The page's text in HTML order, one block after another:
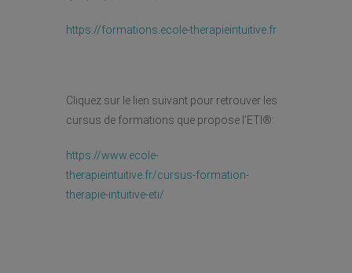
https://formations.ecole-therapieintuitive.fr
Cliquez sur le lien suivant pour retrouver les
cursus de formations que propose l’ETI®:
https://www.ecole-
therapieintuitive.fr/cursus-formation-
therapie-intuitive-eti/